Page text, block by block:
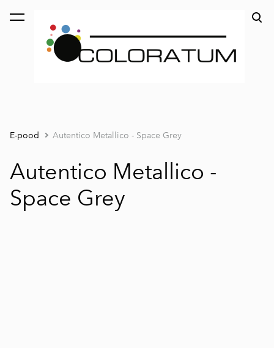
lisati ostukorvi.
E-pood Autentico Metallico - Space Grey
Autentico Metallico -
Space Grey